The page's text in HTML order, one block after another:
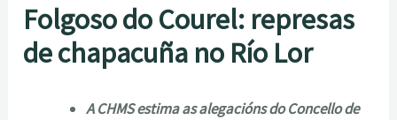
Folgoso do Courel: represas
de chapacuña no Río Lor
A CHMS estima as alegacións do Concello de